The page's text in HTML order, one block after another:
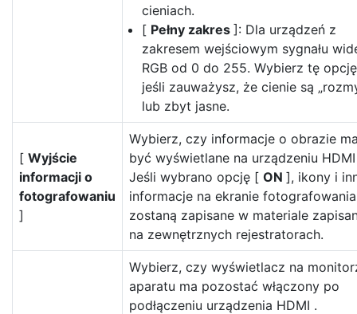
cieniach.
[ Pełny zakres ]: Dla urządzeń z
zakresem wejściowym sygnału
RGB od 0 do 255. Wybierz tę
jeśli zauważysz, że cienie są
lub zbyt jasne.
[ Wyjście
informacji o
fotografowaniu
]
Wybierz, czy informacje o obrazie
być wyświetlane na urządzeniu
Jeśli wybrano opcję [ ON ], ikony i
informacje na ekranie fotografowania
zostaną zapisane w materiale
na zewnętrznych rejestratorach.
Wybierz, czy wyświetlacz na
aparatu ma pozostać włączony po
podłączeniu urządzenia HDMI .